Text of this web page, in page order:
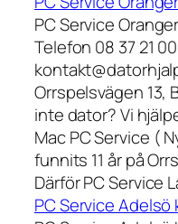
PC Service
Telefon 08 37 21
Orrspelsvägen 13,
inte dator? Vi
Mac PC Service (
funnits 11 år på
Därför PC Service
PC Service Adelsö